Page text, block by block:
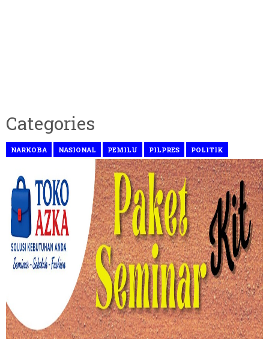
Categories
NARKOBA NASIONAL PEMILU PILPRES POLITIK